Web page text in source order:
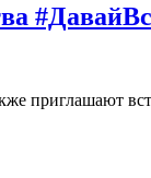
приглашают